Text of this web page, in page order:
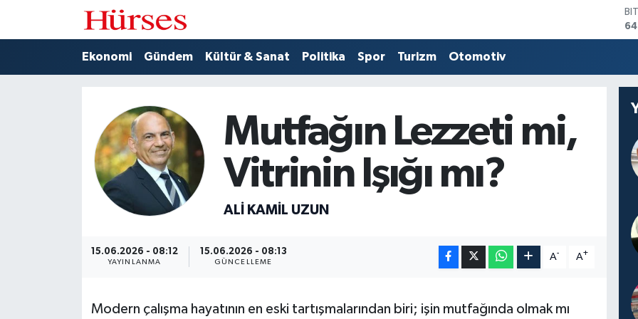
Ekonomi Gündem Kültür & Sanat Politika Spor Turizm Otomotiv
Mutfağın Lezzeti mi,
Vitrinin Işığı mı?
ALI KAMIL UZUN
15.06.2026 - 08:12
YAYINLANMA
15.06.2026 - 08:13
GÜNCELLEME
A- A+
Modern çalışma hayatının en eski tartışmalarından biri; işin mutfağında olmak mı
Ekonomi
Kültür & Sanat
Hava Durumu
Süper Lig Puan Durumu ve Fikstür
Tüm Manşetler
Son Dakika Haberleri